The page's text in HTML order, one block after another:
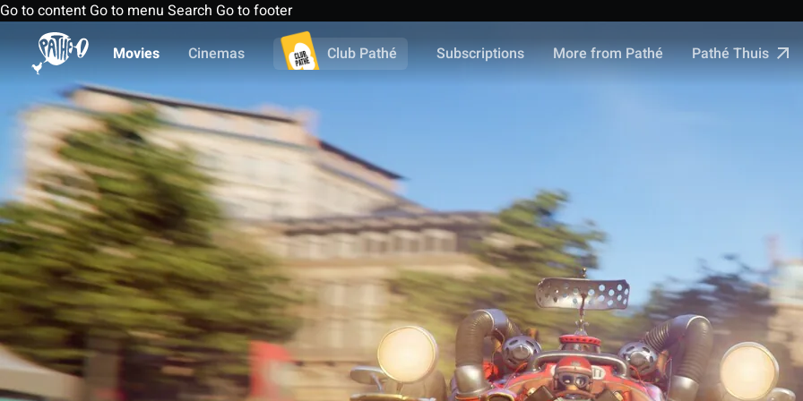
Go to content Go to menu Search Go to footer
Movies
Cinemas Club Pathé Subscriptions More from Pathé Pathé Thuis